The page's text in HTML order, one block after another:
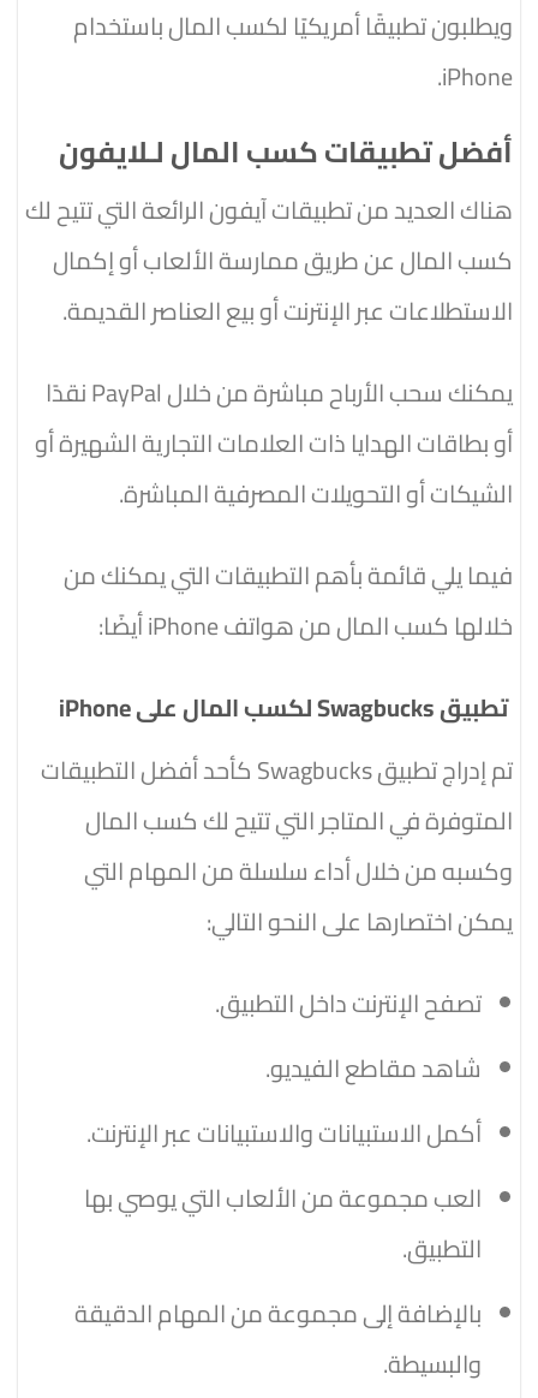
ويطلبون تطبيقًا أمريكيًا لكسب المال باستخدام
iPhone.
أفضل تطبيقات كسب المال لـلايفون
هناك العديد من تطبيقات آيفون الرائعة التي تتيح لك
كسب المال عن طريق ممارسة الألعاب أو إكمال
الاستطلاعات عبر الإنترنت أو بيع العناصر القديمة.
يمكنك سحب الأرباح مباشرة من خلال PayPal نقدًا
أو بطاقات الهدايا ذات العلامات التجارية الشهيرة أو
الشيكات أو التحويلات المصرفية المباشرة.
فيما يلي قائمة بأهم التطبيقات التي يمكنك من
خلالها كسب المال من هواتف iPhone أيضًا:
تطبيق Swagbucks لكسب المال على iPhone
تم إدراج تطبيق Swagbucks كأحد أفضل التطبيقات
المتوفرة في المتاجر التي تتيح لك كسب المال
وكسبه من خلال أداء سلسلة من المهام التي
يمكن اختصارها على النحو التالي:
تصفح الإنترنت داخل التطبيق.
شاهد مقاطع الفيديو.
أكمل الاستبيانات والاستبيانات عبر الإنترنت.
العب مجموعة من الألعاب التي يوصي بها
التطبيق.
بالإضافة إلى مجموعة من المهام الدقيقة
والبسيطة.